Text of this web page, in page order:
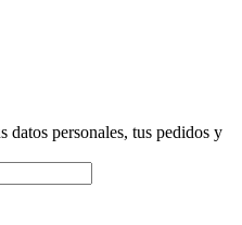
datos personales, tus pedidos y